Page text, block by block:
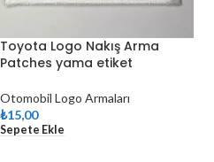
Toyota Logo Nakış Arma
Patches yama etiket
Otomobil Logo Armaları
₺15,00
Sepete Ekle